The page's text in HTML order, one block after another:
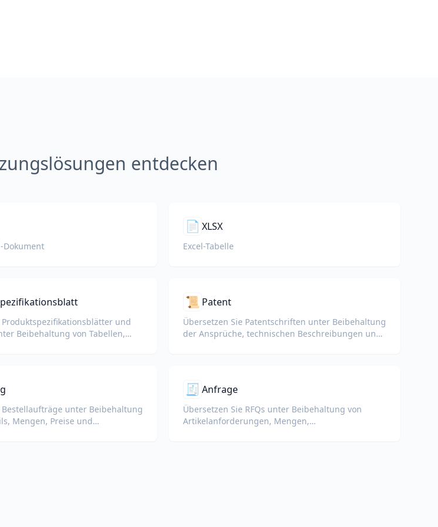
entdecken
Dokument
📄 XLSX
Excel-Tabelle
Produktspezifikationsblätter und
Beibehaltung von Tabellen,
📜 Patent
Übersetzen Sie Patentschriften unter Beibehaltung
der Ansprüche, technischen Beschreibungen und
Bestellaufträge unter Beibehaltung
Mengen, Preise und
🧾 Anfrage
Übersetzen Sie RFQs unter Beibehaltung von
Artikelanforderungen, Mengen,